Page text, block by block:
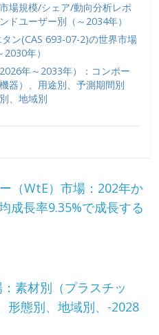
場規模/シェア/動向分析レポ
ドユーザー別（～2034年）
ン(CAS 693-07-2)の世界市場
年）
年～2033年）：コンポー
器）、用途別、予測期間別
、地域別
（WtE）市場：202年か
成長率9.35%で成長する
素材別（プラスチッ
形態別、地域別、-2028